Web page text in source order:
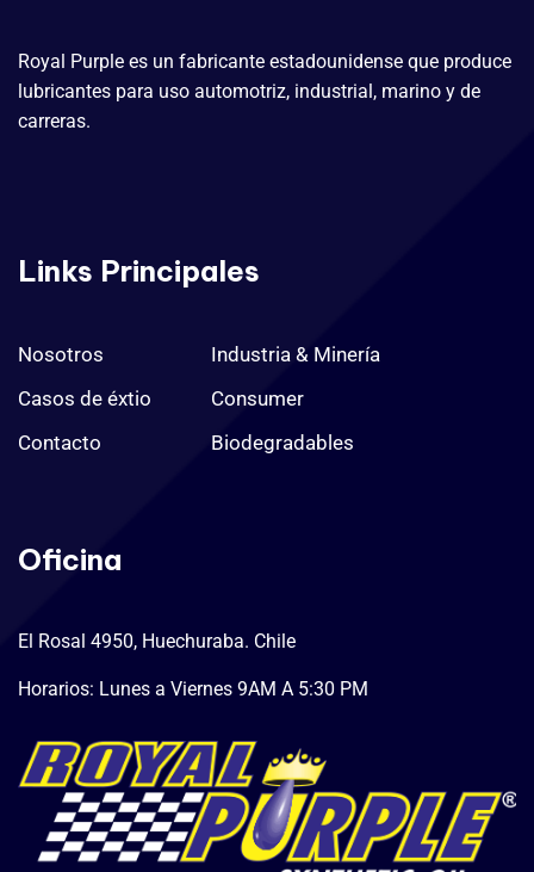
Royal Purple es un fabricante estadounidense que produce
lubricantes para uso automotriz, industrial, marino y de
carreras.
Links Principales
Nosotros
Casos de éxtio
Contacto
Industria & Minería
Consumer
Biodegradables
Oficina
El Rosal 4950, Huechuraba. Chile
Horarios: Lunes a Viernes 9AM A 5:30 PM